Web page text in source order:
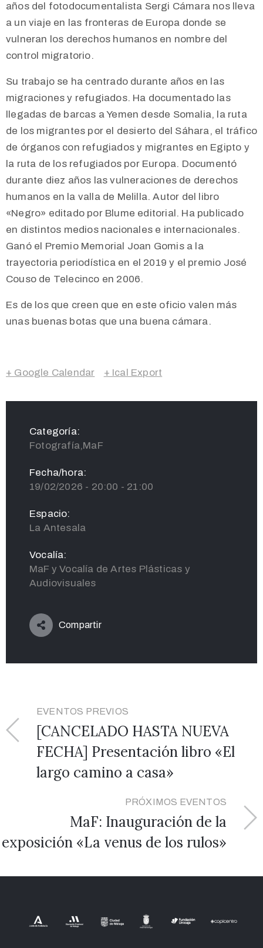
años del fotodocumentalista Sergi Cámara nos lleva
a un viaje en las fronteras de Europa donde se
vulneran los derechos humanos en nombre del
control migratorio.
Su trabajo se ha centrado durante años en las
migraciones y refugiados. Ha documentado las
llegadas de barcas a Yemen desde Somalia, la ruta
de los migrantes por el desierto del Sáhara, el tráfico
de órganos con refugiados y migrantes en Egipto y
la ruta de los refugiados por Europa. Documentó
durante diez años las vulneraciones de derechos
humanos en la valla de Melilla. Autor del libro
«Negro» editado por Blume editorial. Ha publicado
en distintos medios nacionales e internacionales.
Ganó el Premio Memorial Joan Gomis a la
trayectoria periodística en el 2019 y el premio José
Couso de Telecinco en 2006.
Es de los que creen que en este oficio valen más
unas buenas botas que una buena cámara.
+ Google Calendar + Ical Export
Categoría:
Fotografía,MaF
Fecha/hora:
19/02/2026 - 20:00 - 21:00
Espacio:
La Antesala
Vocalía:
MaF y Vocalía de Artes Plásticas y
Audiovisuales
Compartir
EVENTOS PREVIOS
[CANCELADO HASTA NUEVA
FECHA] Presentación libro «El
largo camino a casa»
PRÓXIMOS EVENTOS
MaF: Inauguración de la
exposición «La venus de los rulos»